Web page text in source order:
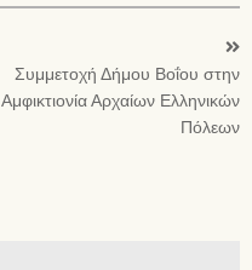
Συμμετοχή Δήμου Βοΐου στην
Αμφικτιονία Αρχαίων Ελληνικών
Πόλεων